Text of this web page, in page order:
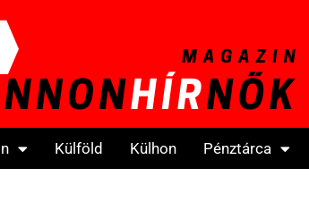
Külföld Külhon Pénztárca